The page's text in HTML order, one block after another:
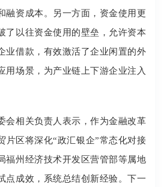
融资成本。另一方面，资金使用更
了以往资金使用的壁垒，允许资本
业借款，有效激活了企业闲置的外
用场景，为产业链上下游企业注入
相关负责人表示，作为金融改革
片区将深化“政汇银企”常态化对接
福州经济技术开发区营管部等属地
点成效，系统总结创新经验。下一